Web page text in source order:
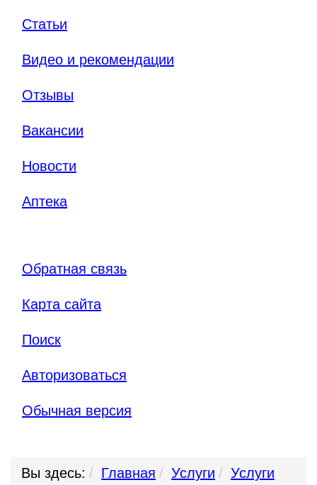
Статьи
Видео и рекомендации
Отзывы
Вакансии
Новости
Аптека
Обратная связь
Карта сайта
Поиск
Авторизоваться
Обычная версия
Вы здесь: Главная Услуги
Услуги